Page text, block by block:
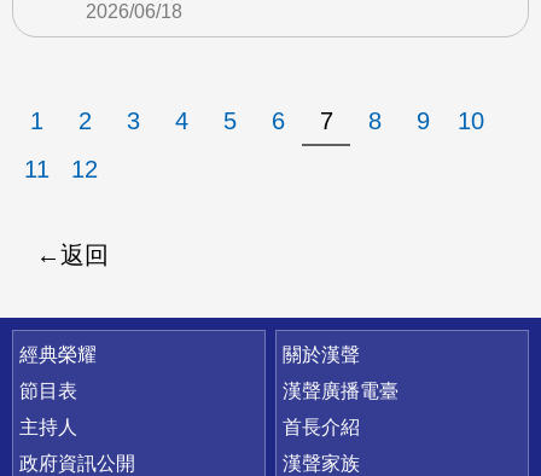
2026/06/18
1 2 3 4 5 6 7 8 9
10
11
12
返回
快速連結
經典榮耀
節目表
主持人
政府資訊公開
關於漢聲
漢聲廣播電臺
首長介紹
漢聲家族